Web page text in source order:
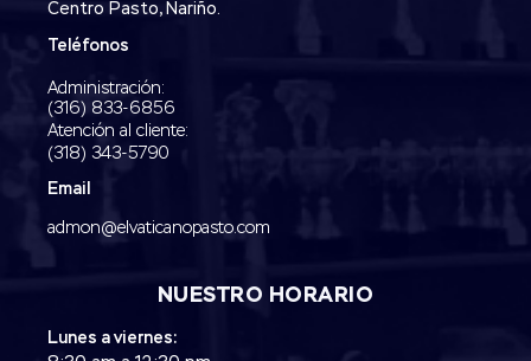
Centro Pasto, Nariño.
Teléfonos
Administración:
‭(316) 833-6856‬
Atención al cliente:
(318) 343-5790‬
Email
admon@elvaticanopasto.com
NUESTRO HORARIO
Lunes a viernes: